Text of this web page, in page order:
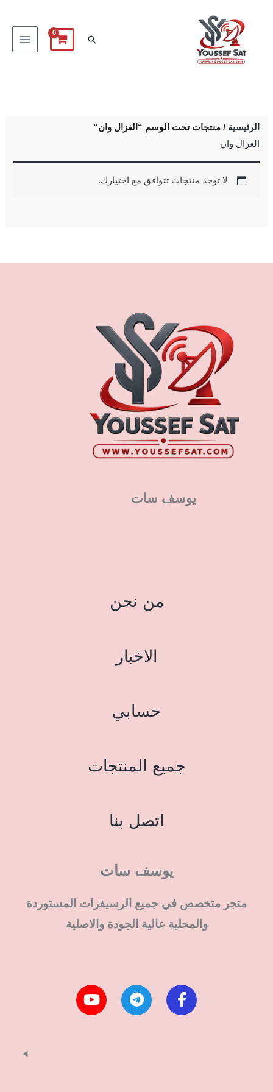
البحث
الرئيسية / منتجات تحت الوسم “الغزال وان”
الغزال وان
لا توجد منتجات تتوافق مع اختيارك.
يوسف سات
من نحن
الاخبار
حسابي
جميع المنتجات
اتصل بنا
يوسف سات
متجر متخصص في جميع الرسيفرات المستوردة
والمحلية عالية الجودة والاصلية